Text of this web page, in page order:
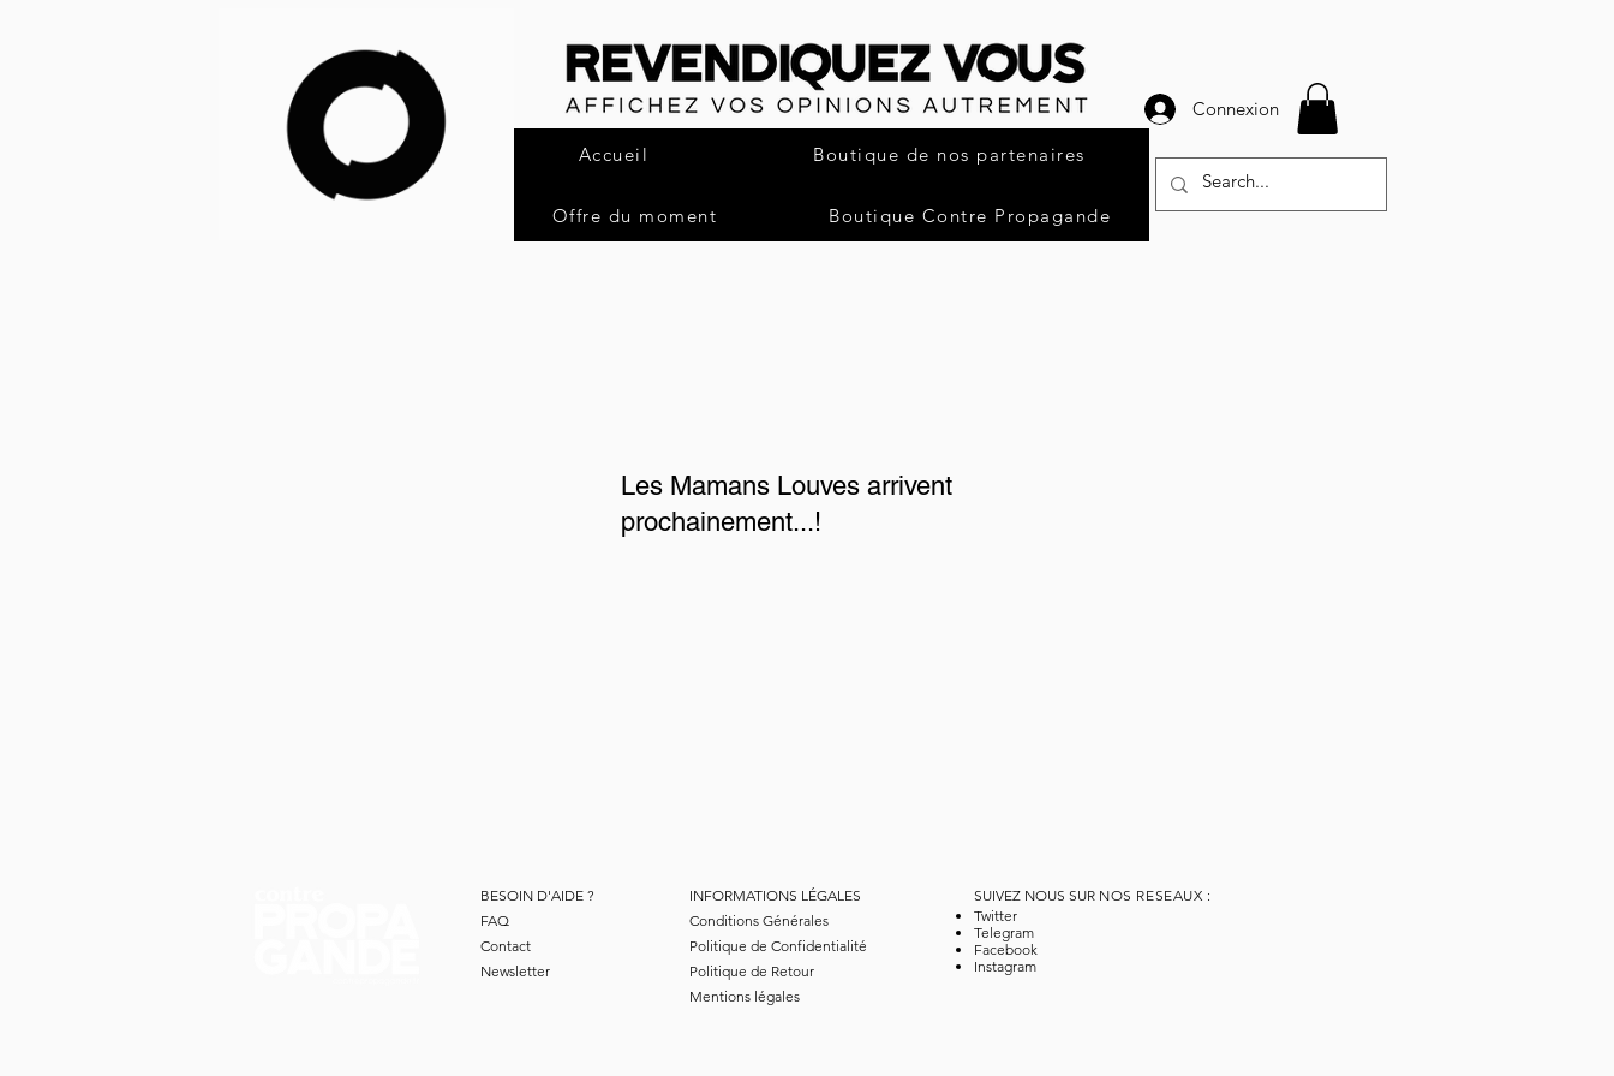
Accueil Boutique de nos partenaires
Offre du moment Boutique Contre Propagande
Connexion
Les Mamans Louves arrivent
prochainement...!
BESOIN D'AIDE ?
FAQ
Contact
Newsletter
INFORMATIONS LÉGALES
Conditions Générales
Politique de Confidentialité
Politique de Retour
Mentions légales
SUIVEZ NOUS SUR NOS RESEAUX :
Twitter
Telegram
Facebook
Instagram